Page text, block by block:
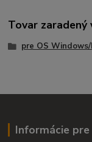
Tovar zaradený
pre OS
Informácie